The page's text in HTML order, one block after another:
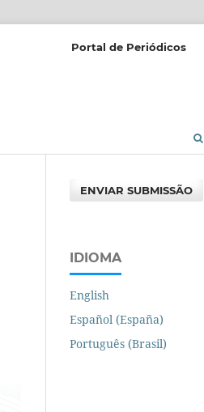
Portal de Periódicos
ENVIAR SUBMISSÃO
IDIOMA
English
Español (España)
Português (Brasil)